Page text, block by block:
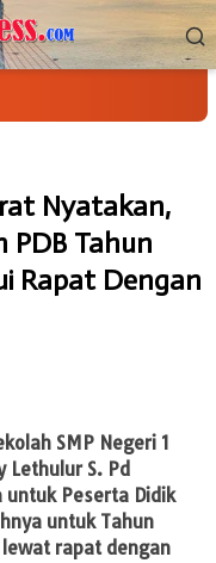
Nyatakan,
PDB Tahun
Rapat Dengan
SMP Negeri 1
Lethulur S. Pd
untuk Peserta Didik
untuk Tahun
rapat dengan